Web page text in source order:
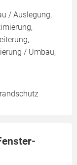
/ Auslegung,
/ Umbau,